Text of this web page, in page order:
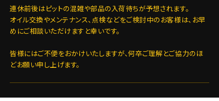
連休前後はピットの混雑や部品の入荷待ちが予想されます。
オイル交換やメンテナンス、点検などをご検討中のお客様は、お早
めにご相談いただけますと幸いです。
皆様にはご不便をおかけいたしますが、何卒ご理解とご協力のほ
どお願い申し上げます。